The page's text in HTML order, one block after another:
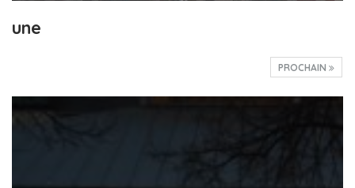
une
PROCHAIN